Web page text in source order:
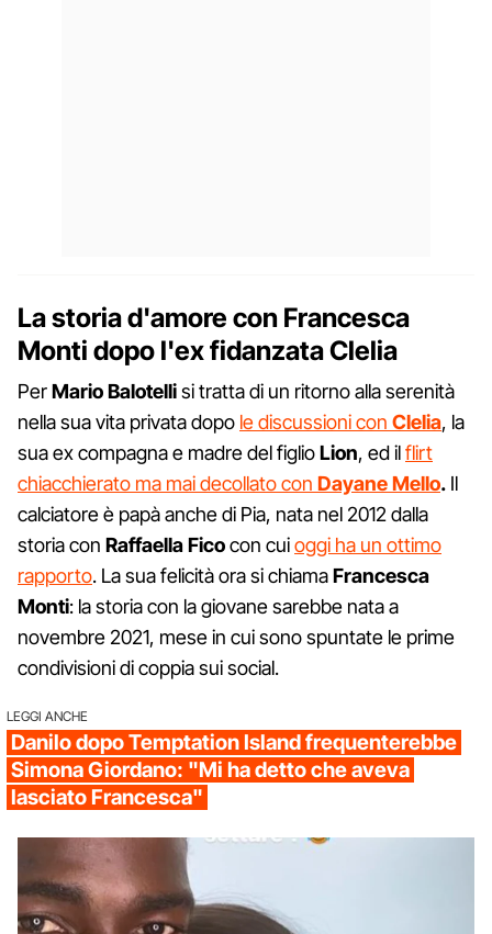
La storia d'amore con Francesca
Monti dopo l'ex fidanzata Clelia
PerMario Balotellisi tratta di un ritorno alla serenità
nella sua vita privata dopo le discussioni con Clelia, la
sua ex compagna e madre del figlioLion, ed ilflirt
chiacchierato ma mai decollato con Dayane Mello. Il
calciatore è papà anche di Pia, nata nel 2012 dalla
storia con Raffaella Ficocon cuioggi ha un ottimo
rapporto. La sua felicità ora si chiamaFrancesca
Monti: la storia con la giovane sarebbe nata a
novembre 2021, mese in cui sono spuntate le prime
condivisioni di coppia sui social.
LEGGI ANCHE
Danilo dopo Temptation Island frequenterebbe
Simona Giordano: "Mi ha detto che aveva
lasciato Francesca"